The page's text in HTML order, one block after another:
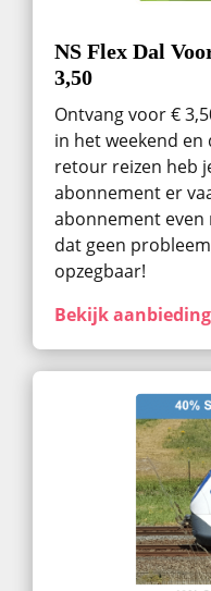
NS Flex Dal
3,50
Ontvang voor €
in het weekend en
retour reizen heb
abonnement er
abonnement even
dat geen
opzegbaar!
Bekijk aanbieding